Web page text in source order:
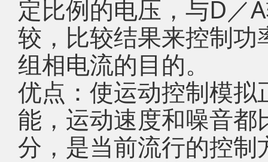
定比例的电压，与D／
较，比较结果来控制
组相电流的目的。
优点：使运动控制模
能，运动速度和噪音
分，是当前流行的控制